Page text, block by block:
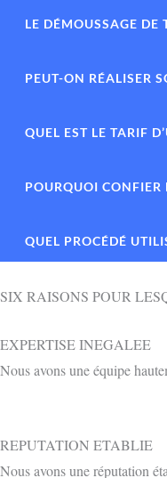
LE DÉMOUSSAGE DE
PEUT-ON RÉALISER
QUEL EST LE TARIF
POURQUOI CONFIER
QUEL PROCÉDÉ
SIX RAISONS POUR
EXPERTISE INEGALEE
Nous avons une équipe
REPUTATION ETABLIE
Nous avons une réputation